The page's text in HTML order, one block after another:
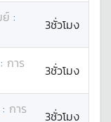
ย์ :
3ชั่วโมง
: การ
3ชั่วโมง
: การ
3ชั่วโมง